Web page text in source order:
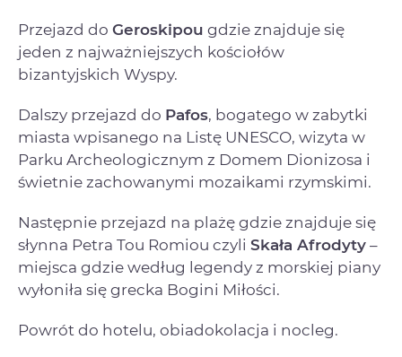
Przejazd do Geroskipou gdzie znajduje się
jeden z najważniejszych kościołów
bizantyjskich Wyspy.
Dalszy przejazd do Pafos, bogatego w zabytki
miasta wpisanego na Listę UNESCO, wizyta w
Parku Archeologicznym z Domem Dionizosa i
świetnie zachowanymi mozaikami rzymskimi.
Następnie przejazd na plażę gdzie znajduje się
słynna Petra Tou Romiou czyli Skała Afrodyty –
miejsca gdzie według legendy z morskiej piany
wyłoniła się grecka Bogini Miłości.
Powrót do hotelu, obiadokolacja i nocleg.